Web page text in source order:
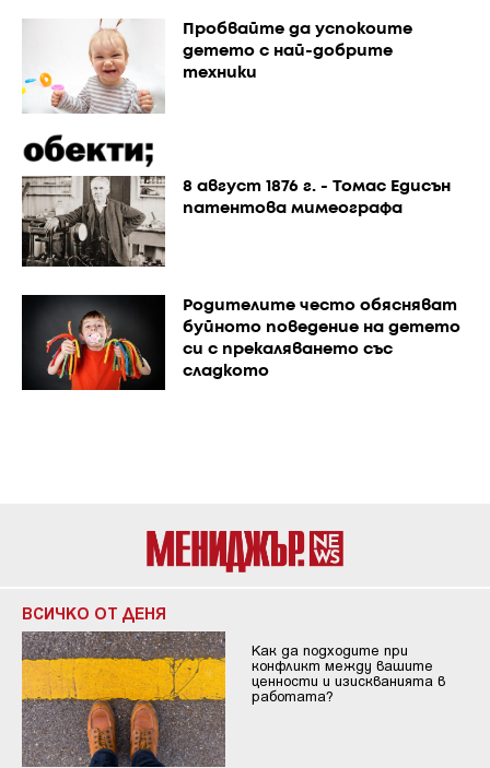
Пробвайте да успокоите
детето с най-добрите
техники
8 август 1876 г. - Томас Едисън
патентова мимеографа
Родителите често обясняват
буйното поведение на детето
си с прекаляването със
сладкото
ВСИЧКО ОТ ДЕНЯ
Как да подходите при
конфликт между вашите
ценности и изискванията в
работата?